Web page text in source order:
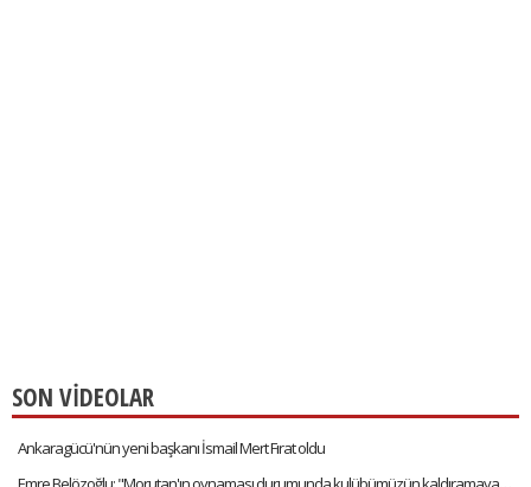
SON VİDEOLAR
Ankaragücü'nün yeni başkanı İsmail Mert Fırat oldu